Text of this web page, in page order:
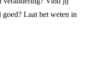
Laat het weten in